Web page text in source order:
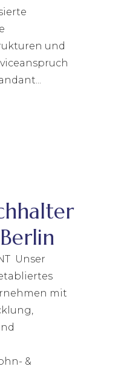
und
Unser
mit
&